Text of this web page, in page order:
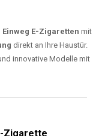
E-Zigaretten mit
direkt an Ihre Haustür.
innovative Modelle mit
Zigarette